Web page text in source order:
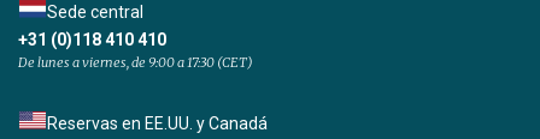
Sede central
+31 (0)118 410 410
De lunes a viernes, de 9:00 a 17:30 (CET)
Reservas en EE.UU. y Canadá